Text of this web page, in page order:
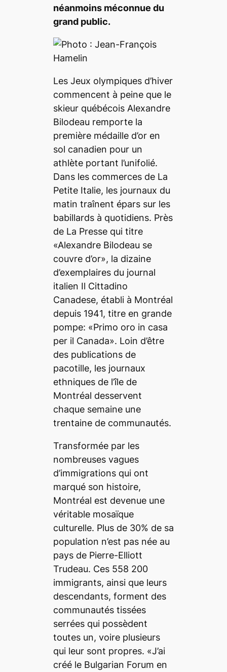
néanmoins méconnue du
grand public.
Les Jeux olympiques d’hiver
commencent à peine que le
skieur québécois Alexandre
Bilodeau remporte la
première médaille d’or en
sol canadien pour un
athlète portant l’unifolié.
Dans les commerces de La
Petite Italie, les journaux du
matin traînent épars sur les
babillards à quotidiens. Près
de La Presse qui titre
«Alexandre Bilodeau se
couvre d’or», la dizaine
d’exemplaires du journal
italien Il Cittadino
Canadese, établi à Montréal
depuis 1941, titre en grande
pompe: «Primo oro in casa
per il Canada». Loin d’être
des publications de
pacotille, les journaux
ethniques de l’île de
Montréal desservent
chaque semaine une
trentaine de communautés.
Transformée par les
nombreuses vagues
d’immigrations qui ont
marqué son histoire,
Montréal est devenue une
véritable mosaïque
culturelle. Plus de 30% de sa
population n’est pas née au
pays de Pierre-Elliott
Trudeau. Ces 558 200
immigrants, ainsi que leurs
descendants, forment des
communautés tissées
serrées qui possèdent
toutes un, voire plusieurs
qui leur sont propres. «J’ai
créé le Bulgarian Forum en